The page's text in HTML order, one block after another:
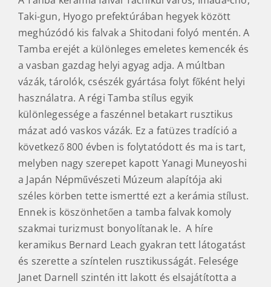
Taki-gun, Hyogo prefektúrában hegyek között
meghúzódó kis falvak a Shitodani folyó mentén. A
Tamba erejét a különleges emeletes kemencék és
a vasban gazdag helyi agyag adja. A múltban
vázák, tárolók, csészék gyártása folyt főként helyi
használatra. A régi Tamba stílus egyik
különlegessége a faszénnel betakart rusztikus
mázat adó vaskos vázák. Ez a fatüzes tradíció a
következő 800 évben is folytatódott és ma is tart,
melyben nagy szerepet kapott Yanagi Muneyoshi
a Japán Népművészeti Múzeum alapítója aki
széles körben tette ismertté ezt a kerámia stílust.
Ennek is köszönhetően a tamba falvak komoly
szakmai turizmust bonyolítanak le. A híre
keramikus Bernard Leach gyakran tett látogatást
és szerette a színtelen rusztikusságát. Felesége
Janet Darnell szintén itt lakott és elsajátította a